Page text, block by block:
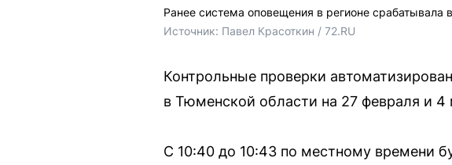
Ранее система оповещения в регионе срабатывала
Источник: Павел Красоткин / 72.RU
Контрольные проверки
в Тюменской области на 27 февраля и 4
С 10:40 до 10:43 по местному времени